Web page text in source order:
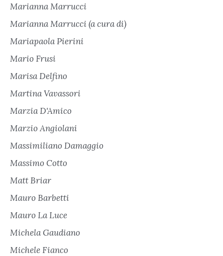
Marianna Marrucci
Marianna Marrucci (a cura di)
Mariapaola Pierini
Mario Frusi
Marisa Delfino
Martina Vavassori
Marzia D'Amico
Marzio Angiolani
Massimiliano Damaggio
Massimo Cotto
Matt Briar
Mauro Barbetti
Mauro La Luce
Michela Gaudiano
Michele Fianco